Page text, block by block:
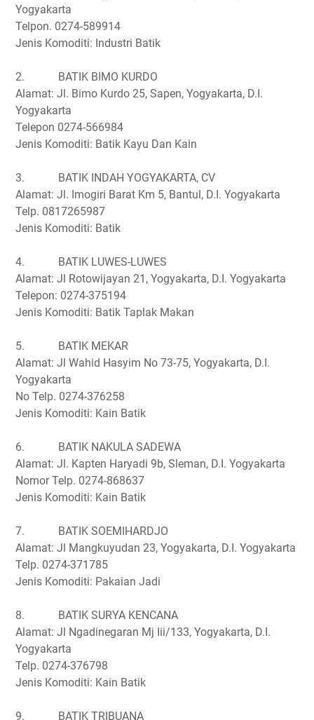
Yogyakarta
Telpon. 0274-589914
Jenis Komoditi: Industri Batik
2.
BATIK BIMO KURDO
Alamat: Jl. Bimo Kurdo 25, Sapen, Yogyakarta, D.I.
Yogyakarta
Telepon 0274-566984
Jenis Komoditi: Batik Kayu Dan Kain
3.
BATIK INDAH YOGYAKARTA, CV
Alamat: Jl. Imogiri Barat Km 5, Bantul, D.I. Yogyakarta
Telp. 0817265987
Jenis Komoditi: Batik
4.
BATIK LUWES-LUWES
Alamat: Jl Rotowijayan 21, Yogyakarta, D.I. Yogyakarta
Telepon: 0274-375194
Jenis Komoditi: Batik Taplak Makan
5.
BATIK MEKAR
Alamat: Jl Wahid Hasyim No 73-75, Yogyakarta, D.I.
Yogyakarta
No Telp. 0274-376258
Jenis Komoditi: Kain Batik
6.
BATIK NAKULA SADEWA
Alamat: Jl. Kapten Haryadi 9b, Sleman, D.I. Yogyakarta
Nomor Telp. 0274-868637
Jenis Komoditi: Kain Batik
7.
BATIK SOEMIHARDJO
Alamat: Jl Mangkuyudan 23, Yogyakarta, D.I. Yogyakarta
Telp. 0274-371785
Jenis Komoditi: Pakaian Jadi
8.
BATIK SURYA KENCANA
Alamat: Jl Ngadinegaran Mj Iii/133, Yogyakarta, D.I.
Yogyakarta
Telp. 0274-376798
Jenis Komoditi: Kain Batik
9. BATIK TRIBUANA